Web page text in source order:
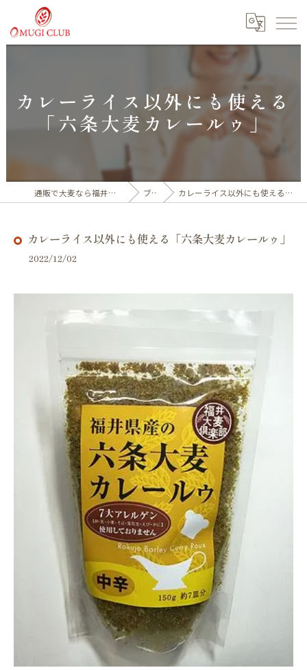
カレーライス以外にも使える
「六条大麦カレールゥ」
通販で大麦なら福井産100%の大麦倶楽部 ブログ カレーライス以外にも使える「六条大麦カレールゥ」
カレーライス以外にも使える「六条大麦カレールゥ」
2022/12/02